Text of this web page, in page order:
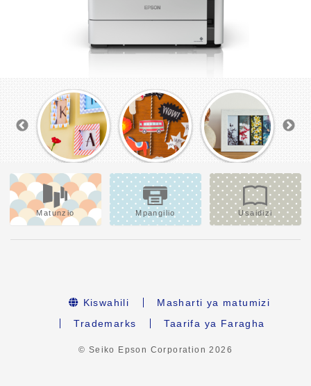
Matunzio Mpangilio Usaidizi
Kiswahili
Masharti ya matumizi
Trademarks
Taarifa ya Faragha
© Seiko Epson Corporation2026